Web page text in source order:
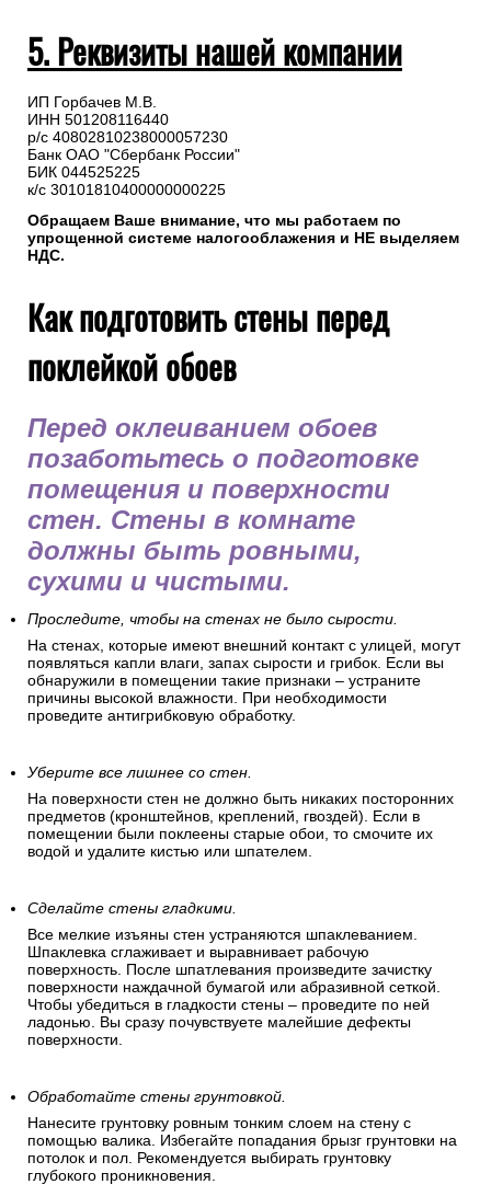
5. Реквизиты нашей компании
ИП Горбачев М.В.
ИНН 501208116440
р/с 40802810238000057230
Банк ОАО "Сбербанк России"
БИК 044525225
к/с 30101810400000000225
Обращаем Ваше внимание, что мы работаем по
упрощенной системе налогооблажения и НЕ выделяем
НДС.
Как подготовить стены перед
поклейкой обоев
Перед оклеиванием обоев
позаботьтесь о подготовке
помещения и поверхности
стен. Стены в комнате
должны быть ровными,
сухими и чистыми.
Проследите, чтобы на стенах не было сырости.
На стенах, которые имеют внешний контакт с улицей, могут
появляться капли влаги, запах сырости и грибок. Если вы
обнаружили в помещении такие признаки – устраните
причины высокой влажности. При необходимости
проведите антигрибковую обработку.
Уберите все лишнее со стен.
На поверхности стен не должно быть никаких посторонних
предметов (кронштейнов, креплений, гвоздей). Если в
помещении были поклеены старые обои, то смочите их
водой и удалите кистью или шпателем.
Сделайте стены гладкими.
Все мелкие изъяны стен устраняются шпаклеванием.
Шпаклевка сглаживает и выравнивает рабочую
поверхность. После шпатлевания произведите зачистку
поверхности наждачной бумагой или абразивной сеткой.
Чтобы убедиться в гладкости стены – проведите по ней
ладонью. Вы сразу почувствуете малейшие дефекты
поверхности.
Обработайте стены грунтовкой.
Нанесите грунтовку ровным тонким слоем на стену с
помощью валика. Избегайте попадания брызг грунтовки на
потолок и пол. Рекомендуется выбирать грунтовку
глубокого проникновения.